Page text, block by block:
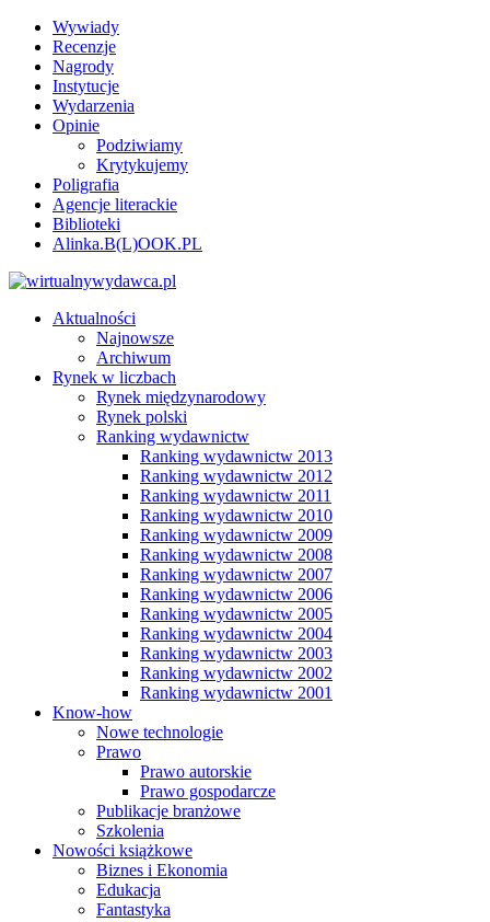
Wywiady
Recenzje
Nagrody
Instytucje
Wydarzenia
Opinie
Podziwiamy
Krytykujemy
Poligrafia
Agencje literackie
Biblioteki
Alinka.B(L)OOK.PL
Aktualności
Najnowsze
Archiwum
Rynek w liczbach
Rynek międzynarodowy
Rynek polski
Ranking wydawnictw
Ranking wydawnictw 2013
Ranking wydawnictw 2012
Ranking wydawnictw 2011
Ranking wydawnictw 2010
Ranking wydawnictw 2009
Ranking wydawnictw 2008
Ranking wydawnictw 2007
Ranking wydawnictw 2006
Ranking wydawnictw 2005
Ranking wydawnictw 2004
Ranking wydawnictw 2003
Ranking wydawnictw 2002
Ranking wydawnictw 2001
Know-how
Nowe technologie
Prawo
Prawo autorskie
Prawo gospodarcze
Publikacje branżowe
Szkolenia
Nowości książkowe
Biznes i Ekonomia
Edukacja
Fantastyka